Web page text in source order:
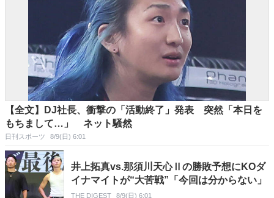
【全文】DJ社長、衝撃の「活動終了」発表 突然「本日を
もちまして…」 ネット騒然
日刊スポーツ 8/9(日) 6:01
井上拓真vs.那須川天心Ⅱの勝敗予想にKOダ
イナマイトが“大苦戦”「今回は分からない」
THE DIGEST 8/9(日) 6:01